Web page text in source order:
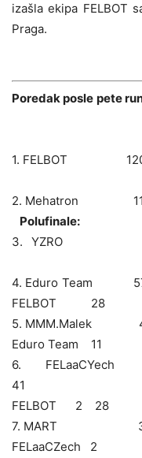
izašla ekipa FELBOT
Praga.
Poredak
1.
2.
Polufinale:
3.
4.
5.
Eduro Team
6.
FELBOT 2 28
7.